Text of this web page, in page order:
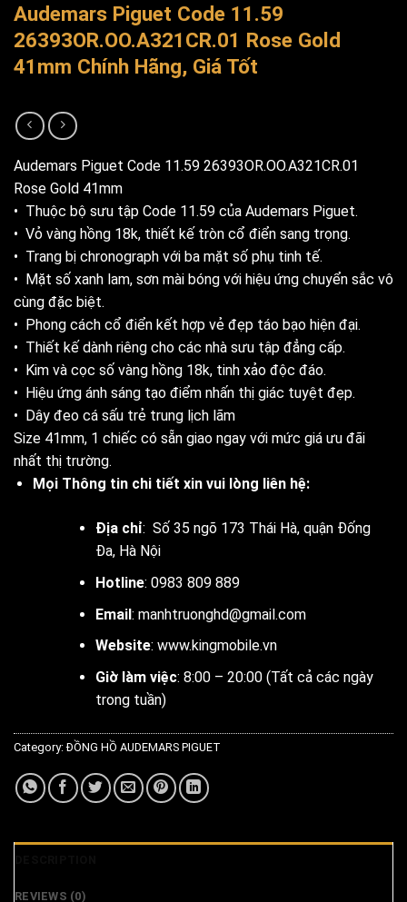
Audemars Piguet Code 11.59
26393OR.OO.A321CR.01 Rose Gold
41mm Chính Hãng, Giá Tốt
Audemars Piguet Code 11.59 26393OR.OO.A321CR.01
Rose Gold 41mm
• Thuộc bộ sưu tập Code 11.59 của Audemars Piguet.
• Vỏ vàng hồng 18k, thiết kế tròn cổ điển sang trọng.
• Trang bị chronograph với ba mặt số phụ tinh tế.
• Mặt số xanh lam, sơn mài bóng với hiệu ứng chuyển sắc vô
cùng đặc biệt.
• Phong cách cổ điển kết hợp vẻ đẹp táo bạo hiện đại.
• Thiết kế dành riêng cho các nhà sưu tập đẳng cấp.
• Kim và cọc số vàng hồng 18k, tinh xảo độc đáo.
• Hiệu ứng ánh sáng tạo điểm nhấn thị giác tuyệt đẹp.
• Dây đeo cá sấu trẻ trung lịch lãm
Size 41mm, 1 chiếc có sẵn giao ngay với mức giá ưu đãi
nhất thị trường.
Mọi Thông tin chi tiết xin vui lòng liên hệ:
Địa chỉ: Số 35 ngõ 173 Thái Hà, quận Đống
Đa, Hà Nội
Hotline: 0983 809 889
Email: manhtruonghd@gmail.com
Website: www.kingmobile.vn
Giờ làm việc: 8:00 – 20:00 (Tất cả các ngày
trong tuần)
Category:ĐỒNG HỒ AUDEMARS PIGUET
REVIEWS (0)